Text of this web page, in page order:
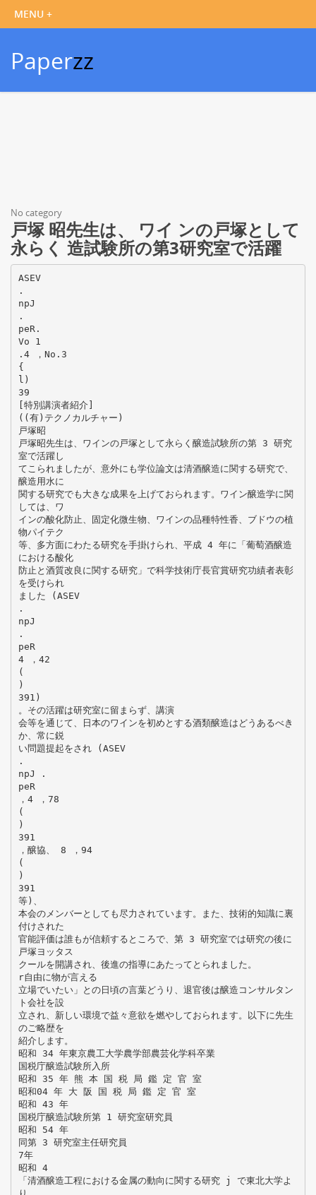
Paperzz
No category
戸塚 昭先生は、 ワイ ンの戸塚として
永らく 造試験所の第3研究室で活躍
ASEV
.
npJ
.
peR.
Vo 1
.4 ，No.3
{
l)
39
[特別講演者紹介]
((有)テクノカルチャー)
戸塚昭
戸塚昭先生は、ワインの戸塚として永らく醸造試験所の第 3 研究
室で活躍し
てこられましたが、意外にも学位論文は清酒醸造に関する研究で、
醸造用水に
関する研究でも大きな成果を上げておられます。ワイン醸造学に関
しては、ワ
インの酸化防止、固定化微生物、ワインの品種特性香、ブドウの植
物パイテク
等、多方面にわたる研究を手掛けられ、平成 4 年に「葡萄酒醸造
における酸化
防止と酒質改良に関する研究」で科学技術庁長官賞研究功績者表彰
を受けられ
ました (ASEV
.
npJ
.
peR
4 ，42
(
)
391)
。その活躍は研究室に留まらず、講演
会等を通じて、日本のワインを初めとする酒類醸造はどうあるべき
か、常に鋭
い問題提起をされ (ASEV
.
npJ .
peR
，4 ，78
(
)
391
，醸協、 8 ，94
(
)
391
等)、
本会のメンバーとしても尽力されています。また、技術的知識に裏
付けされた
官能評価は誰もが信頼するところで、第 3 研究室では研究の後に
戸塚ヨッタス
クールを開講され、後進の指導にあたってとられました。
r自由に物が言える
立場でいたい」との日頃の言葉どうり、退官後は醸造コンサルタン
ト会社を設
立され、新しい環境で益々意欲を燃やしておられます。以下に先生
のご略歴を
紹介します。
昭和 34 年東京農工大学農学部農芸化学科卒業
国税庁醸造試験所入所
昭和 35 年 熊 本 国 税 局 鑑 定 官 室
昭和04 年 大 阪 国 税 局 鑑 定 官 室
昭和 43 年
国税庁醸造試験所第 1 研究室研究員
昭和 54 年
同第 3 研究室主任研究員
7年
昭和 4
「清酒醸造工程における金属の動向に関する研究 j で東北大学よ
り